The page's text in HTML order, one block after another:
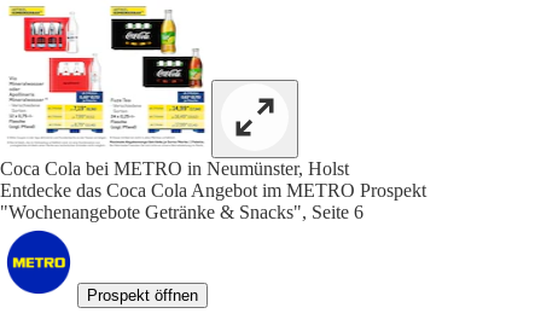
Coca Cola bei METRO in Neumünster, Holst
Entdecke das Coca Cola Angebot im METRO Prospekt
"Wochenangebote Getränke & Snacks", Seite 6
Prospekt öffnen